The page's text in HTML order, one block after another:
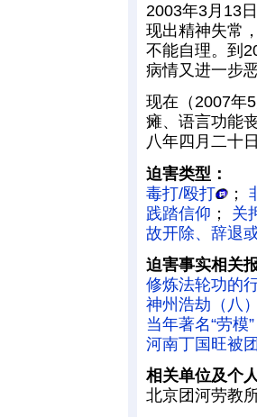
2003年3月13
现出精神失常
不能自理。到
病情又进一步
现在（2007年
瘫、语言功能
八年四月二十
迫害类型：
毒打/殴打
；
践踏信仰 ； 关
故开除、辞退
迫害事实相关
修炼法轮功的
神州浩劫（八
当年著名“劳
河南丁国旺被
相关单位及个
北京团河劳教